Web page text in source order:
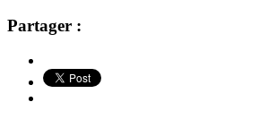
Partager :